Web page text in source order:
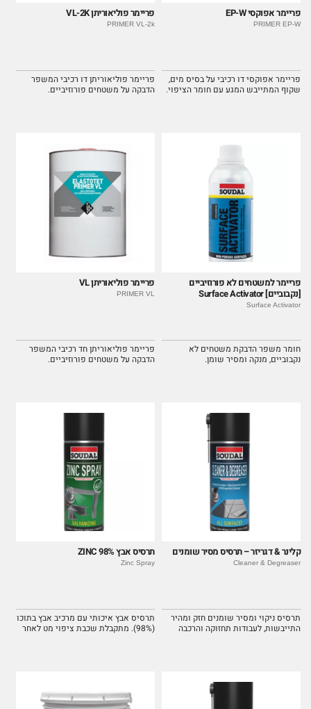
פריימר אפוקסי EP-W
PRIMER EP-W
פריימר אפוקסי דו רכיבי על בסיס מים,
שקוף המתייבש המגע עם חומר הציפוי.
פריימר פוליאוריתן VL-2K
PRIMER VL-2k
פריימר פוליאוריתן דו רכיבי המשפר
הדבקה על משטחים פורוזיביים.
פריימר למשטחים לא פורוזיביים
[נקבוביים] Surface Activator
Surface Activator
חומר משפר הדבקת משטחים לא
נקבוביים, מנקה ומסיר שומן.
פריימר פוליאוריתן VL
PRIMER VL
פריימר פוליאוריתן חד רכיבי המשפר
הדבקה על משטחים פורוזיביים.
קלינר & דגריזר – תרסיס מסיר שומנים
Cleaner & Degreaser
תרסיס ניקוי ומסיר שומנים חזק ומהיר
התייבשות, לעבודות תחזוקה והרכבה
תרסיס אבץ 98% ZINC
Zinc Spray
תרסיס אבץ איכותי עם מרכיב אבץ בתוכו
(98%). מתקבלת שכבת ציפוי מט לאחר